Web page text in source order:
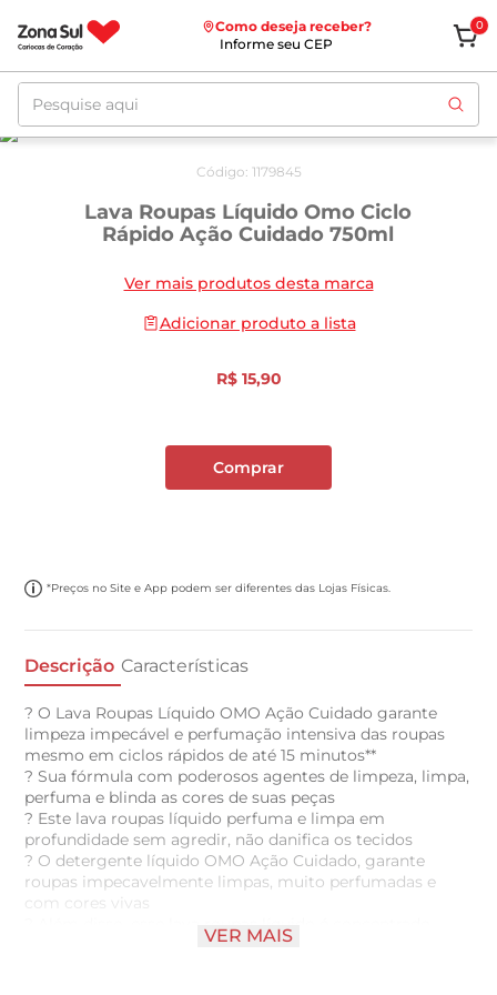
Como deseja receber?
Informe seu CEP
0
Pesquise aqui
Código: 1179845
Lava Roupas Líquido Omo Ciclo
Rápido Ação Cuidado 750ml
Ver mais produtos desta marca
Adicionar produto a lista
R$ 15,90
Comprar
*Preços no Site e App podem ser diferentes das Lojas Físicas.
Descrição Características
? O Lava Roupas Líquido OMO Ação Cuidado garante
limpeza impecável e perfumação intensiva das roupas
mesmo em ciclos rápidos de até 15 minutos**
? Sua fórmula com poderosos agentes de limpeza, limpa,
perfuma e blinda as cores de suas peças
? Este lava roupas líquido perfuma e limpa em
profundidade sem agredir, não danifica os tecidos
? O detergente líquido OMO Ação Cuidado, garante
roupas impecavelmente limpas, muito perfumadas e
com cores vivas
? Além disso, esse lava roupas líquido é concentrado,
menos de uma tampa basta para um ciclo rápido*
VER MAIS